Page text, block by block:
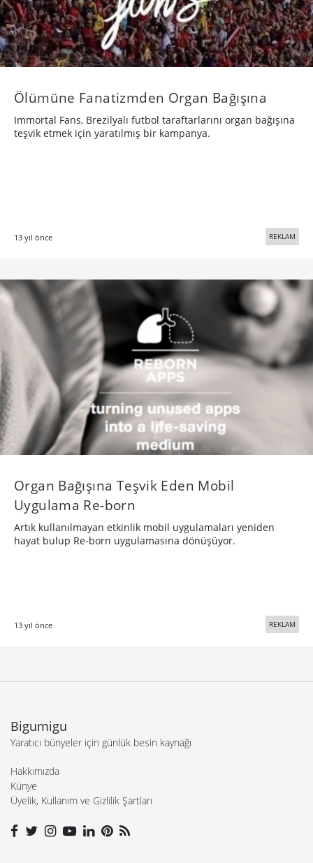
Ölümüne Fanatizmden Organ Bağışına
Immortal Fans, Brezilyalı futbol taraftarlarını organ bağışına
teşvik etmek için yaratılmış bir kampanya.
13 yıl önce REKLAM
Organ Bağışına Teşvik Eden Mobil
Uygulama Re-born
Artık kullanılmayan etkinlik mobil uygulamaları yeniden
hayat bulup Re-born uygulamasına dönüşüyor.
13 yıl önce REKLAM
Bigumigu
Yaratıcı bünyeler için günlük besin kaynağı
Hakkımızda
Künye
Üyelik, Kullanım ve Gizlilik Şartları